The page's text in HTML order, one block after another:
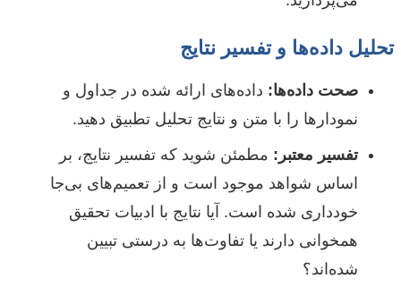
تحلیل داده‌ها و تفسیر نتایج
صحت داده‌ها: داده‌های ارائه شده در جداول و
نمودارها را با متن و نتایج تحلیل تطبیق دهید.
تفسیر معتبر: مطمئن شوید که تفسیر نتایج، بر
اساس شواهد موجود است و از تعمیم‌های بی‌جا
خودداری شده است. آیا نتایج با ادبیات تحقیق
همخوانی دارند یا تفاوت‌ها به درستی تبیین
شده‌اند؟